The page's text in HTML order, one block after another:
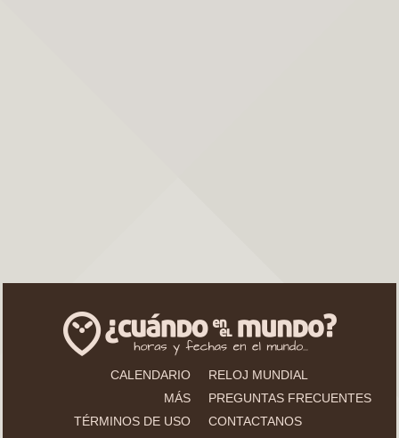
CALENDARIO
RELOJ MUNDIAL
MÁS
PREGUNTAS FRECUENTES
TÉRMINOS DE USO
CONTACTANOS